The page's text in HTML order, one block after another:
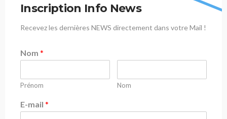
Inscription Info News
Recevez les dernières NEWS directement dans votre Mail !
Nom *
Prénom Nom
E-mail *